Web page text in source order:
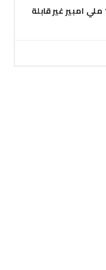
بسعة 10000 ملي امبير غير قابلة